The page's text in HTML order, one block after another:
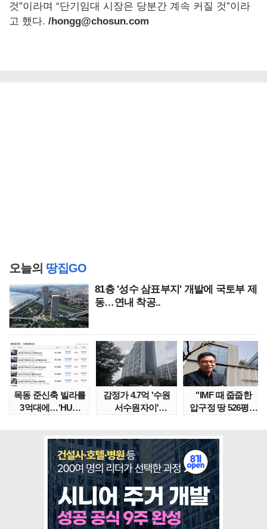
것”이라며 “단기임대 시장은 당분간 계속 커질 것”이라
고 했다. /hongg@chosun.com
오늘의 땅집GO
81층 '성수 삼표부지' 개발에 국토부 제
동…연내 착공..
목동 준신축 빌라를
3억대에…'HUG
감정가 4.7억 '수원
서수원자이'
"IMF 때 줍줍한
압구정 땅 526평의